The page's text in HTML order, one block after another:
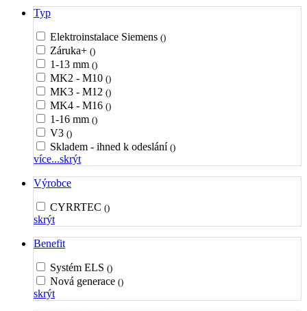
Typ
Elektroinstalace Siemens ()
Záruka+ ()
1-13 mm ()
MK2 - M10 ()
MK3 - M12 ()
MK4 - M16 ()
1-16 mm ()
V3 ()
Skladem - ihned k odeslání ()
více...skrýt
Výrobce
CYRRTEC ()
skrýt
Benefit
Systém ELS ()
Nová generace ()
skrýt